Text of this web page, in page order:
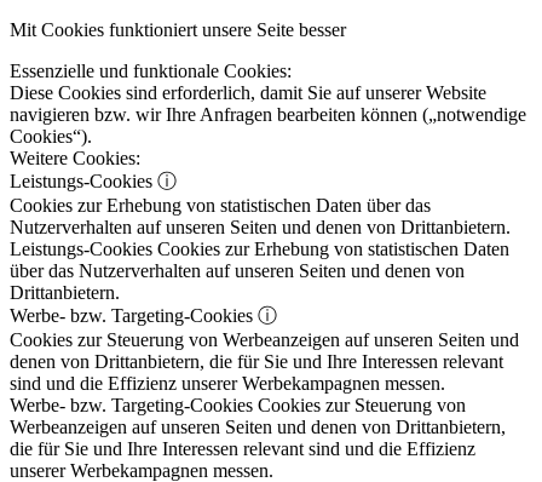
Mit Cookies funktioniert unsere Seite besser
Essenzielle und funktionale Cookies:
Diese Cookies sind erforderlich, damit Sie auf unserer Website
navigieren bzw. wir Ihre Anfragen bearbeiten können („notwendige
Cookies“).
Weitere Cookies:
Leistungs-Cookies ⓘ
Cookies zur Erhebung von statistischen Daten über das
Nutzerverhalten auf unseren Seiten und denen von Drittanbietern.
Leistungs-Cookies Cookies zur Erhebung von statistischen Daten
über das Nutzerverhalten auf unseren Seiten und denen von
Drittanbietern.
Werbe- bzw. Targeting-Cookies ⓘ
Cookies zur Steuerung von Werbeanzeigen auf unseren Seiten und
denen von Drittanbietern, die für Sie und Ihre Interessen relevant
sind und die Effizienz unserer Werbekampagnen messen.
Werbe- bzw. Targeting-Cookies Cookies zur Steuerung von
Werbeanzeigen auf unseren Seiten und denen von Drittanbietern,
die für Sie und Ihre Interessen relevant sind und die Effizienz
unserer Werbekampagnen messen.